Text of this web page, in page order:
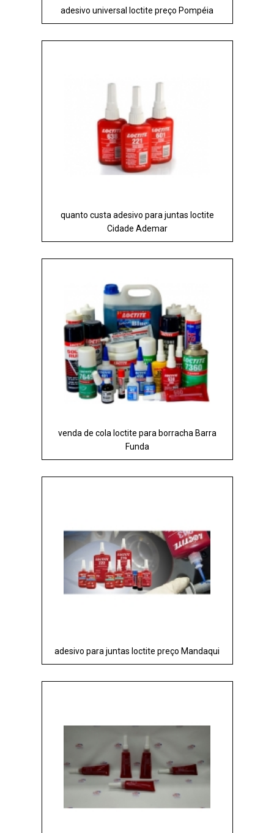
adesivo universal loctite preço Pompéia
quanto custa adesivo para juntas loctite
Cidade Ademar
venda de cola loctite para borracha Barra
Funda
adesivo para juntas loctite preço Mandaqui